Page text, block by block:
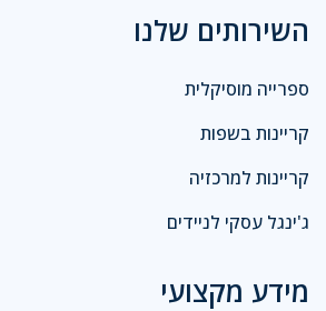
השירותים שלנו
ספרייה מוסיקלית
קריינות בשפות
קריינות למרכזיה
ג'ינגל עסקי לניידים
מידע מקצועי